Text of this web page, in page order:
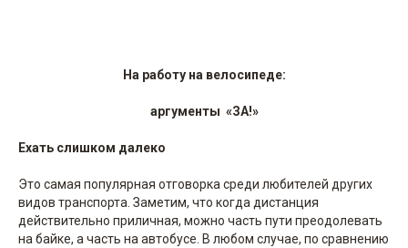
На работу на велосипеде:
аргументы «ЗА!»
Ехать слишком далеко
Это самая популярная отговорка среди любителей других
видов транспорта. Заметим, что когда дистанция
действительно приличная, можно часть пути преодолевать
на байке, а часть на автобусе. В любом случае, по сравнению